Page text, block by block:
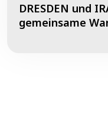
DRESDEN und
gemeinsame